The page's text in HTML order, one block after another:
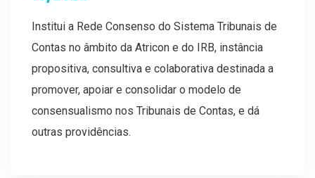
Institui a Rede Consenso do Sistema Tribunais de
Contas no âmbito da Atricon e do IRB, instância
propositiva, consultiva e colaborativa destinada a
promover, apoiar e consolidar o modelo de
consensualismo nos Tribunais de Contas, e dá
outras providências.